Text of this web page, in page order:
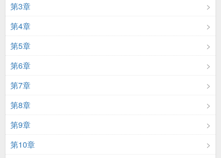
第3章
第4章
第5章
第6章
第7章
第8章
第9章
第10章